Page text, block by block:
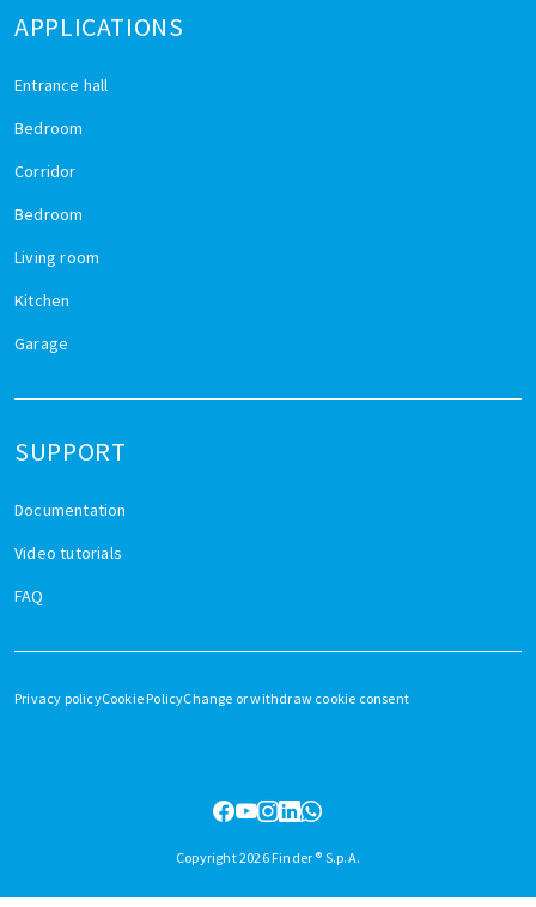
APPLICATIONS
Entrance hall
Bedroom
Corridor
Bedroom
Living room
Kitchen
Garage
SUPPORT
Documentation
Video tutorials
FAQ
Copyright 2026 Finder ® S.p.A.
Privacy policyCookie PolicyChange or withdraw cookie consent